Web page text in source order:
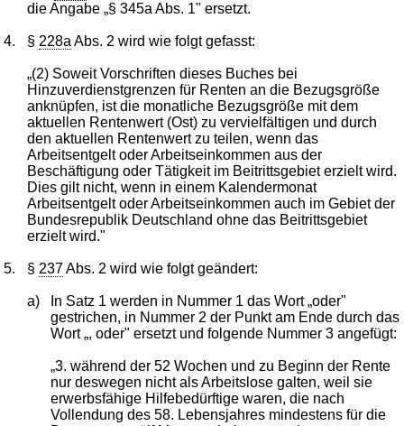
die Angabe „§ 345a Abs. 1" ersetzt.
4. § 228a Abs. 2 wird wie folgt gefasst:
„(2) Soweit Vorschriften dieses Buches bei
Hinzuverdienstgrenzen für Renten an die Bezugsgröße
anknüpfen, ist die monatliche Bezugsgröße mit dem
aktuellen Rentenwert (Ost) zu vervielfältigen und durch
den aktuellen Rentenwert zu teilen, wenn das
Arbeitsentgelt oder Arbeitseinkommen aus der
Beschäftigung oder Tätigkeit im Beitrittsgebiet erzielt wird.
Dies gilt nicht, wenn in einem Kalendermonat
Arbeitsentgelt oder Arbeitseinkommen auch im Gebiet der
Bundesrepublik Deutschland ohne das Beitrittsgebiet
erzielt wird."
5. § 237Abs. 2 wird wie folgt geändert:
a)
In Satz 1 werden in Nummer 1 das Wort „oder"
gestrichen, in Nummer 2 der Punkt am Ende durch das
Wort „, oder" ersetzt und folgende Nummer 3 angefügt:
„3. während der 52 Wochen und zu Beginn der Rente
nur deswegen nicht als Arbeitslose galten, weil sie
erwerbsfähige Hilfebedürftige waren, die nach
Vollendung des 58. Lebensjahres mindestens für die